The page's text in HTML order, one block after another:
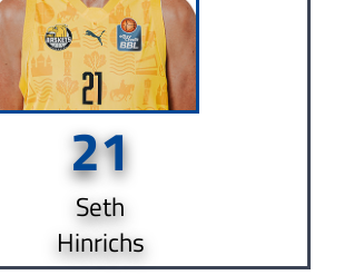
21
Seth
Hinrichs